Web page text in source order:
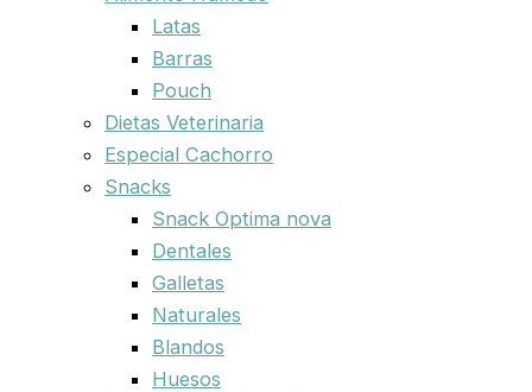
Latas
Barras
Pouch
Dietas Veterinaria
Especial Cachorro
Snacks
Snack Optima nova
Dentales
Galletas
Naturales
Blandos
Huesos